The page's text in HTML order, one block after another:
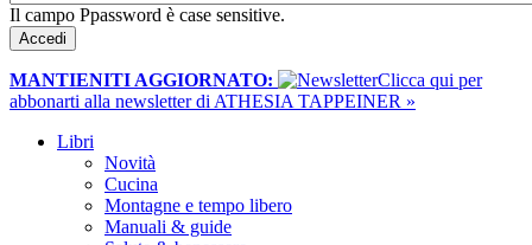
Il campo Ppassword è case sensitive.
MANTIENITI AGGIORNATO:
​Clicca qui per
abbonarti alla newsletter di ATHESIA TAPPEINER »
Libri
Novità
Cucina
Montagne e tempo libero
Manuali & guide